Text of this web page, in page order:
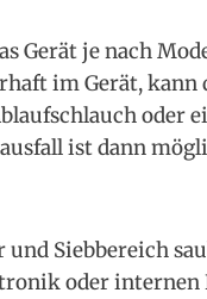
Gerät je nach
im Gerät,
oder
ist dann
Siebbereich
oder